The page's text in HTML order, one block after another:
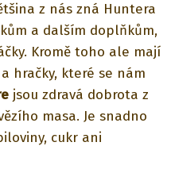
z nás zná Huntera
a dalším doplňkům,
Kromě toho ale mají
hračky, které se nám
jsou zdravá dobrota z
masa. Je snadno
cukr ani